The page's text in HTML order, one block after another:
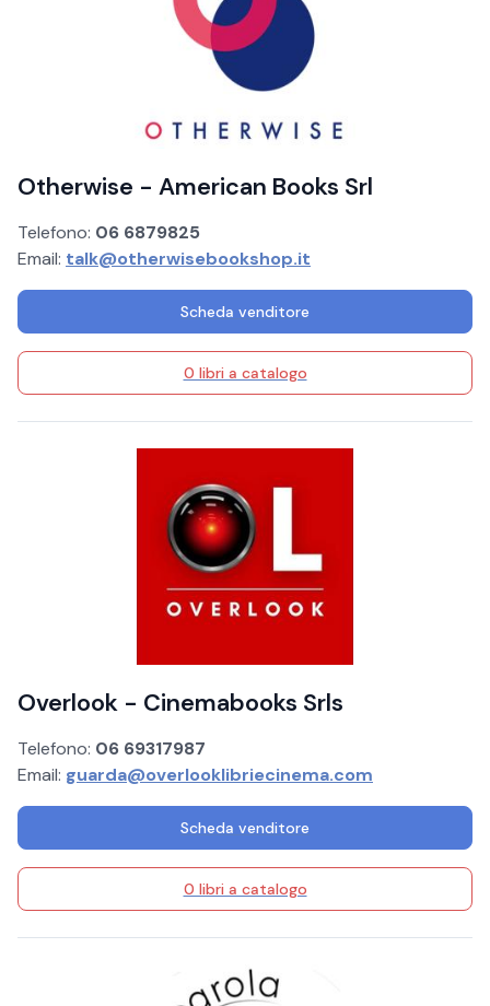
Otherwise - American Books Srl
Telefono: 06 6879825
Email: talk@otherwisebookshop.it
Scheda venditore
0 libri a catalogo
Overlook - Cinemabooks Srls
Telefono: 06 69317987
Email: guarda@overlooklibriecinema.com
Scheda venditore
0 libri a catalogo